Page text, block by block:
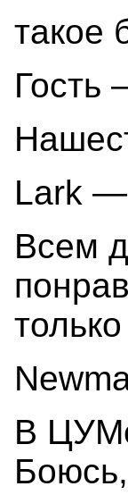
такое
Гость
Lark —
Всем
В